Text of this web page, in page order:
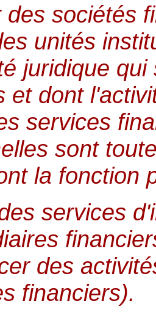
des sociétés
unités
juridique
et dont
services
sont
la fonction
services
des
financiers).